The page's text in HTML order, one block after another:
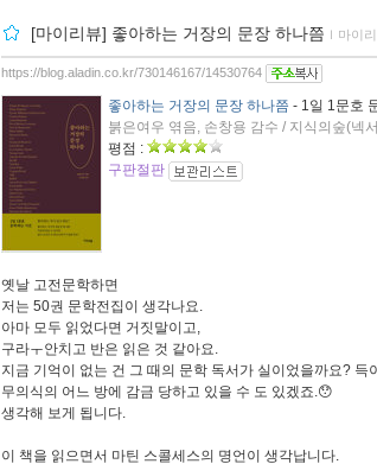
[마이리뷰] 좋아하는 거장의 문장 하나쯤 ｌ 마이
https://blog.aladin.co.kr/730146167/14530764
좋아하는 거장의 문장 하나쯤 - 1일 1문호
붉은여우 엮음, 손창용 감수 / 지식의숲(넥
평점 :
구판절판
옛날 고전문학하면
저는 50권 문학전집이 생각나요.
아마 모두 읽었다면 거짓말이고,
구라ㅜ안치고 반은 읽은 것 같아요.
지금 기억이 없는 건 그 때의 문학 독서가 실이었을까요? 득
무의식의 어느 방에 감금 당하고 있을 수 도 있겠죠.😯
생각해 보게 됩니다.
이 책을 읽으면서 마틴 스콜세스의 명언이 생각납니다.